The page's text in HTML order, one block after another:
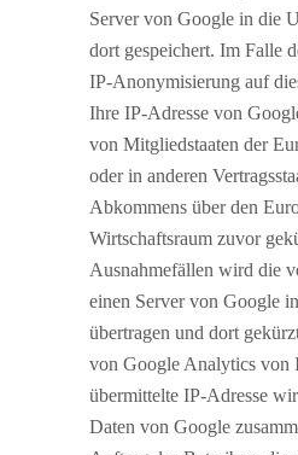
Server von Google in die
dort gespeichert. Im Falle
IP-Anonymisierung auf
Ihre IP-Adresse von
von Mitgliedstaaten der
oder in anderen
Abkommens über den
Wirtschaftsraum zuvor
Ausnahmefällen wird die
einen Server von Google
übertragen und dort
von Google Analytics von
übermittelte IP-Adresse
Daten von Google